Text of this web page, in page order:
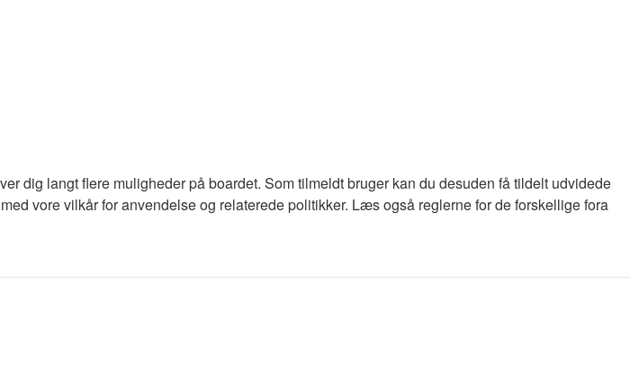
dig langt flere muligheder på boardet. Som tilmeldt bruger kan du desuden få tildelt udvidede
vore vilkår for anvendelse og relaterede politikker. Læs også reglerne for de forskellige fora